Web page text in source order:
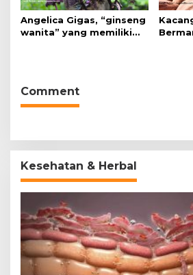
Angelica Gigas, “ginseng
wanita” yang memiliki
Comment
Kesehatan & Herbal